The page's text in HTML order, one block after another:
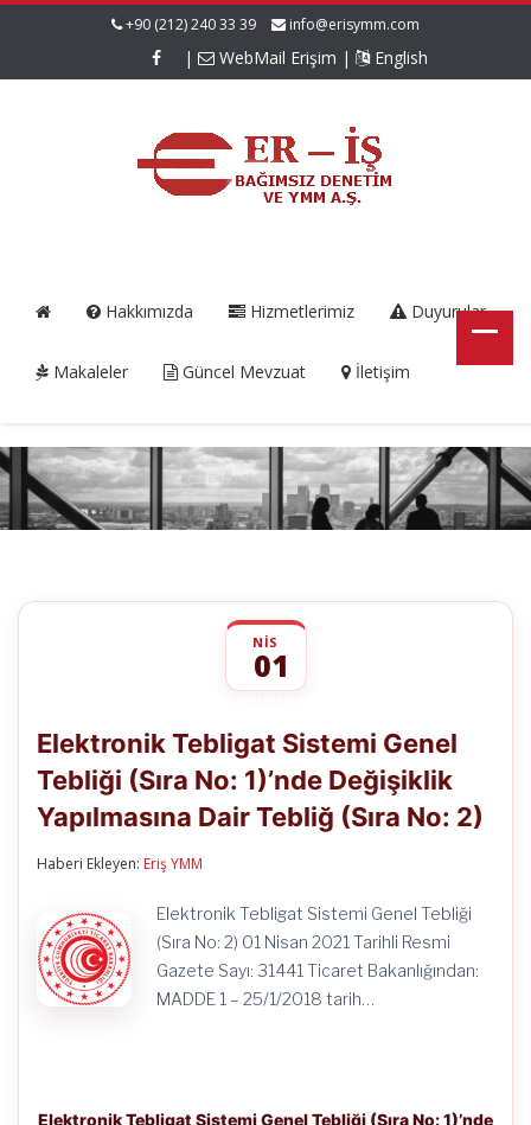
+90 (212) 240 33 39 info@erisymm.com
| WebMail Erişim | English
Hakkımızda Hizmetlerimiz Duyurular
Makaleler Güncel Mevzuat İletişim
NIS
01
Sistemi
Genel
Tebliği
No:
Tebliğ
(Sıra
No:
2)
için
Elektronik Tebligat Sistemi Genel
Tebliği (Sıra No: 1)’nde Değişiklik
Yapılmasına Dair Tebliğ (Sıra No: 2)
Haberi Ekleyen: Eriş YMM
Elektronik Tebligat Sistemi Genel Tebliği
(Sıra No: 2) 01 Nisan 2021 Tarihli Resmi
Gazete Sayı: 31441 Ticaret Bakanlığından:
MADDE 1 – 25/1/2018 tarih…
Elektronik Tebligat Sistemi Genel Tebliği (Sıra No: 1)’nde